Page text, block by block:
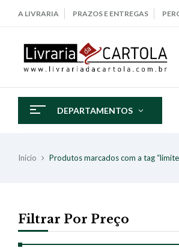
A LIVRARIA PRAZOS E ENTREGAS
DEPARTAMENTOS
Início Produtos marcados com a tag
Filtrar Por Preço